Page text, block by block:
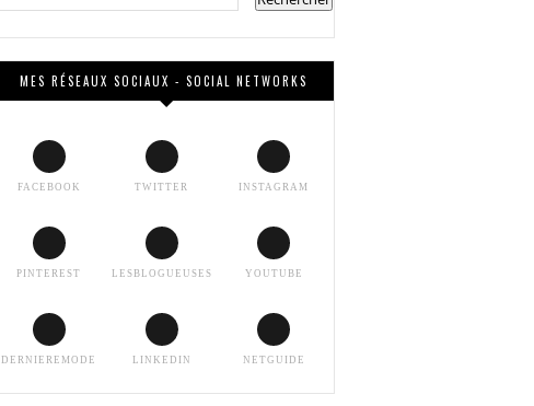
MES RÉSEAUX SOCIAUX - SOCIAL NETWORKS
FACEBOOK TWITTER INSTAGRAM
PINTEREST LESBLOGUEUSES YOUTUBE
DERNIEREMODE LINKEDIN NETGUIDE